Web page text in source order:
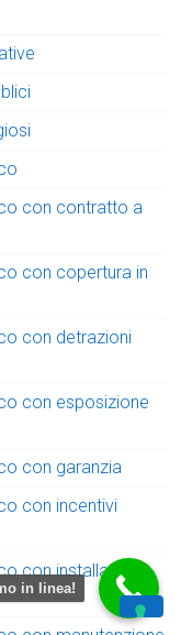
con contratto a
con copertura in
con detrazioni
con esposizione
con garanzia
con incentivi
con installazione
in linea!